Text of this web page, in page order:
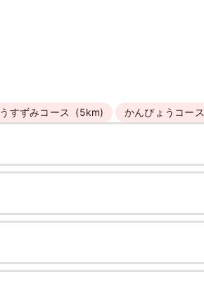
うすずみコース (5km) かんぴょうコース